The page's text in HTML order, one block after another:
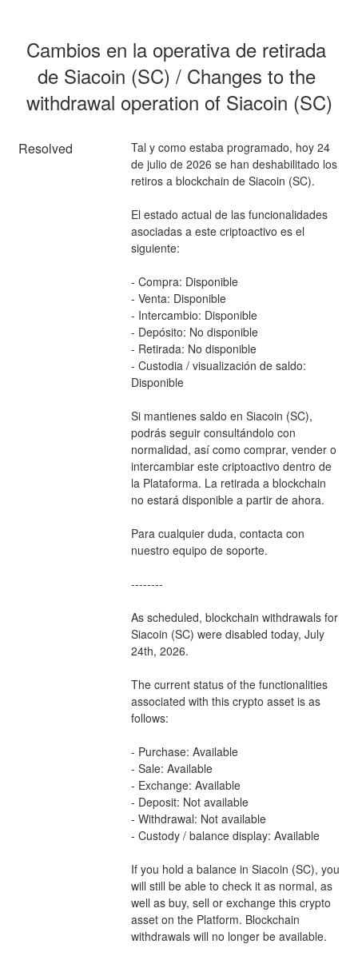
Cambios en la operativa de retirada
de Siacoin (SC) / Changes to the
withdrawal operation of Siacoin (SC)
Resolved
Tal y como estaba programado, hoy 24
de julio de 2026 se han deshabilitado los
retiros a blockchain de Siacoin (SC).
El estado actual de las funcionalidades
asociadas a este criptoactivo es el
siguiente:
- Compra: Disponible
- Venta: Disponible
- Intercambio: Disponible
- Depósito: No disponible
- Retirada: No disponible
- Custodia / visualización de saldo:
Disponible
Si mantienes saldo en Siacoin (SC),
podrás seguir consultándolo con
normalidad, así como comprar, vender o
intercambiar este criptoactivo dentro de
la Plataforma. La retirada a blockchain
no estará disponible a partir de ahora.
Para cualquier duda, contacta con
nuestro equipo de soporte.
--------
As scheduled, blockchain withdrawals for
Siacoin (SC) were disabled today, July
24th, 2026.
The current status of the functionalities
associated with this crypto asset is as
follows:
- Purchase: Available
- Sale: Available
- Exchange: Available
- Deposit: Not available
- Withdrawal: Not available
- Custody / balance display: Available
If you hold a balance in Siacoin (SC), you
will still be able to check it as normal, as
well as buy, sell or exchange this crypto
asset on the Platform. Blockchain
withdrawals will no longer be available.